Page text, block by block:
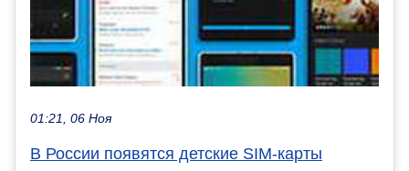
01:21, 06 Ноя
В России появятся детские SIM-карты